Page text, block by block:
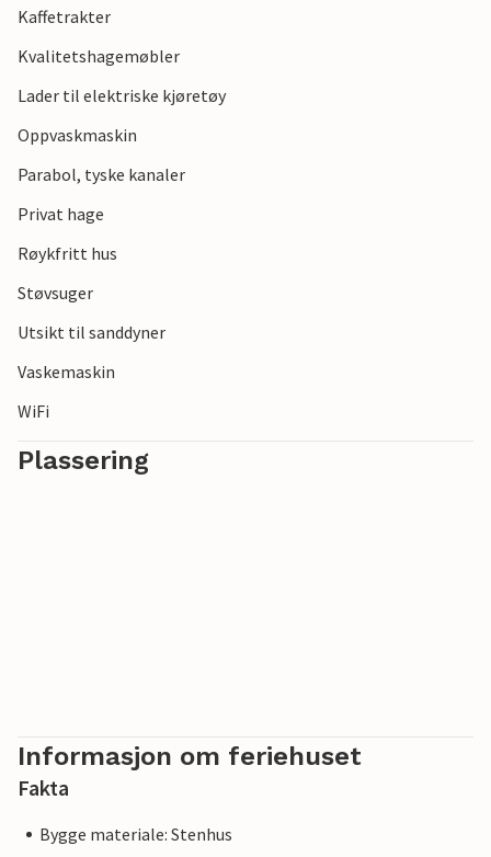
sykling og fotturer er bare noen av aktivitetene som tilbys.
Du har også gratis tilgang til svømmehallen i Hvide Sand,
Kaffetrakter
Kvalitetshagemøbler
Lader til elektriske kjøretøy
Oppvaskmaskin
Parabol, tyske kanaler
Privat hage
Røykfritt hus
Støvsuger
Utsikt til sanddyner
Vaskemaskin
WiFi
Plassering
Informasjon om feriehuset
Fakta
Bygge materiale: Stenhus